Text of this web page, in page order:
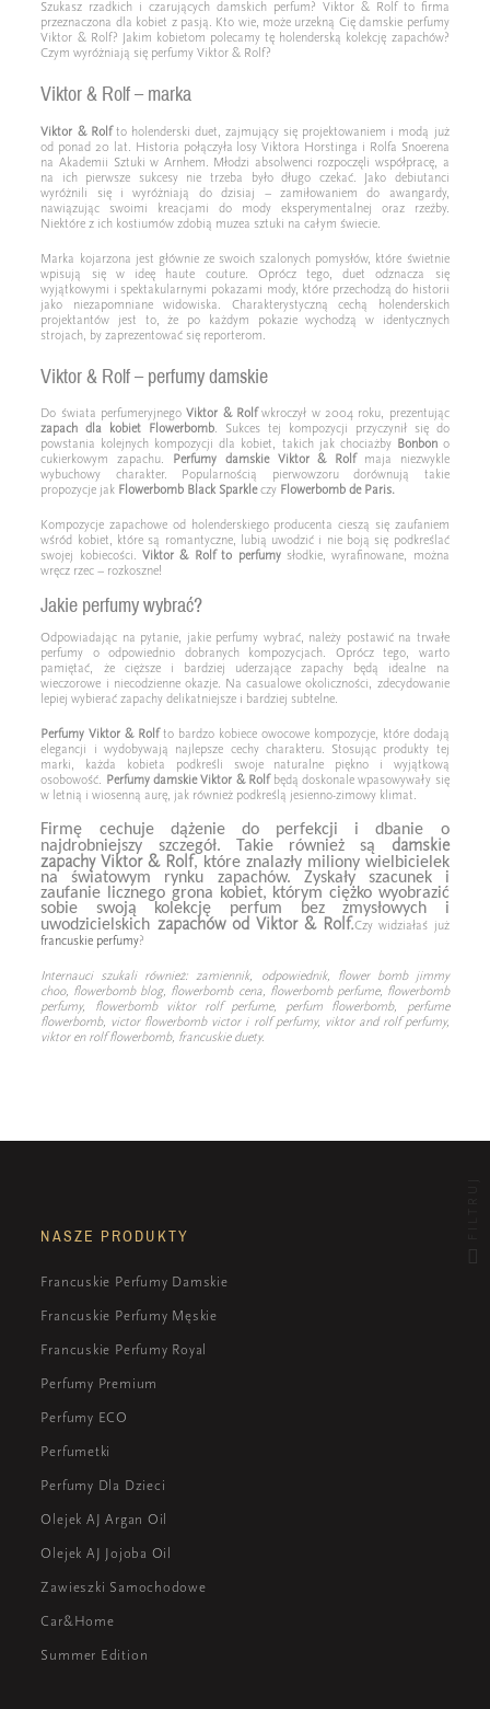
Szukasz rzadkich i czarujących damskich perfum? Viktor & Rolf to firma
przeznaczona dla kobiet z pasją. Kto wie, może urzekną Cię damskie perfumy
Viktor & Rolf? Jakim kobietom polecamy tę holenderską kolekcję zapachów?
Czym wyróżniają się perfumy Viktor & Rolf?
Viktor & Rolf – marka
Viktor & Rolfto holenderski duet, zajmujący się projektowaniem i modą już
od ponad 20 lat. Historia połączyła losy Viktora Horstinga i Rolfa Snoerena
na Akademii Sztuki w Arnhem. Młodzi absolwenci rozpoczęli współpracę, a
na ich pierwsze sukcesy nie trzeba było długo czekać. Jako debiutanci
wyróżnili się i wyróżniają do dzisiaj – zamiłowaniem do awangardy,
nawiązując swoimi kreacjami do mody eksperymentalnej oraz rzeźby.
Niektóre z ich kostiumów zdobią muzea sztuki na całym świecie.
Marka kojarzona jest głównie ze swoich szalonych pomysłów, które świetnie
wpisują się w ideę haute couture. Oprócz tego, duet odznacza się
wyjątkowymi i spektakularnymi pokazami mody, które przechodzą do historii
jako niezapomniane widowiska. Charakterystyczną cechą holenderskich
projektantów jest to, że po każdym pokazie wychodzą w identycznych
strojach, by zaprezentować się reporterom.
Viktor & Rolf – perfumy damskie
Do świata perfumeryjnegoViktor & Rolfwkroczył w 2004 roku, prezentując
zapach dla kobiet Flowerbomb. Sukces tej kompozycji przyczynił się do
powstania kolejnych kompozycji dla kobiet, takich jak chociażby Bonbono
cukierkowym zapachu. Perfumy damskie Viktor & Rolfmaja niezwykle
wybuchowy charakter. Popularnością pierwowzoru dorównują takie
propozycje jak Flowerbomb Black Sparkleczy Flowerbomb de Paris.
Kompozycje zapachowe od holenderskiego producenta cieszą się zaufaniem
wśród kobiet, które są romantyczne, lubią uwodzić i nie boją się podkreślać
swojej kobiecości.Viktor & Rolf to perfumysłodkie, wyrafinowane, można
wręcz rzec – rozkoszne!
Jakie perfumy wybrać?
Odpowiadając na pytanie, jakie perfumy wybrać, należy postawić na trwałe
perfumy o odpowiednio dobranych kompozycjach. Oprócz tego, warto
pamiętać, że cięższe i bardziej uderzające zapachy będą idealne na
wieczorowe i niecodzienne okazje. Na casualowe okoliczności, zdecydowanie
lepiej wybierać zapachy delikatniejsze i bardziej subtelne.
Perfumy Viktor & Rolfto bardzo kobiece owocowe kompozycje, które dodają
elegancji i wydobywają najlepsze cechy charakteru. Stosując produkty tej
marki, każda kobieta podkreśli swoje naturalne piękno i wyjątkową
osobowość. Perfumy damskie Viktor & Rolf będą doskonale wpasowywały się
w letnią i wiosenną aurę, jak również podkreślą jesienno-zimowy klimat.
Firmę cechuje dążenie do perfekcji i dbanie o
najdrobniejszy szczegół. Takie również są damskie
zapachy Viktor & Rolf, które znalazły miliony wielbicielek
na światowym rynku zapachów. Zyskały szacunek i
zaufanie licznego grona kobiet, którym ciężko wyobrazić
sobie swoją kolekcję perfum bez zmysłowych i
uwodzicielskich zapachów od Viktor & Rolf.Czy widziałaś już
francuskie perfumy?
Internauci szukali również: zamiennik, odpowiednik, flower bomb jimmy
choo, flowerbomb blog, flowerbomb cena, flowerbomb perfume, flowerbomb
perfumy, flowerbomb viktor rolf perfume, perfum flowerbomb, perfume
flowerbomb, victor flowerbomb victor i rolf perfumy, viktor and rolf perfumy,
viktor en rolf flowerbomb, francuskie duety.
NASZE PRODUKTY
Francuskie Perfumy Damskie
Francuskie Perfumy Męskie
Francuskie Perfumy Royal
Perfumy Premium
Perfumy ECO
Perfumetki
Perfumy Dla Dzieci
Olejek AJ Argan Oil
Olejek AJ Jojoba Oil
Zawieszki Samochodowe
Car&Home
Summer Edition